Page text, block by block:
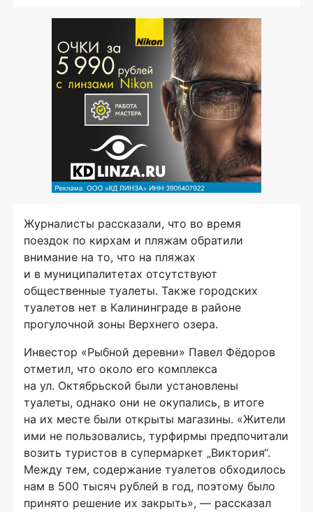
Журналисты рассказали, что во время
поездок по кирхам и пляжам обратили
внимание на то, что на пляжах
и в муниципалитетах отсутствуют
общественные туалеты. Также городских
туалетов нет в Калининграде в районе
прогулочной зоны Верхнего озера.
Инвестор «Рыбной деревни» Павел Фёдоров
отметил, что около его комплекса
на ул. Октябрьской были установлены
туалеты, однако они не окупались, в итоге
на их месте были открыты магазины. «Жители
ими не пользовались, турфирмы предпочитали
возить туристов в супермаркет „Виктория“.
Между тем, содержание туалетов обходилось
нам в 500 тысяч рублей в год, поэтому было
принято решение их закрыть», — рассказал